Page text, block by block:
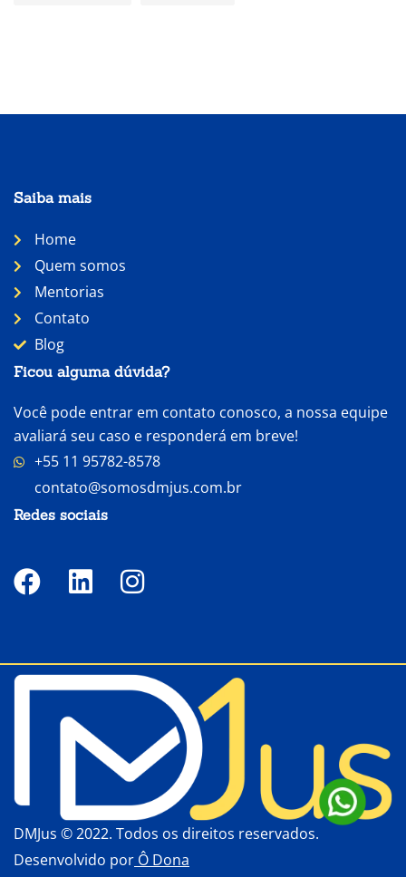
Saiba mais
Home
Quem somos
Mentorias
Contato
Blog
Ficou alguma dúvida?
Você pode entrar em contato conosco, a nossa equipe
avaliará seu caso e responderá em breve!
+55 11 95782-8578
contato@somosdmjus.com.br
Redes sociais
DMJus © 2022. Todos os direitos reservados.
Desenvolvido por Ô Dona